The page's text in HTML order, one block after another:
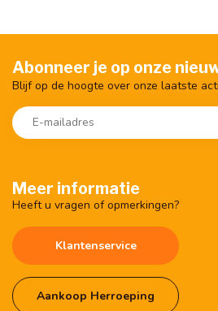
Meer informatie
Heeft u vragen of opmerkingen?
Klantenservice
Aankoop Herroeping
Abonneer je op onze
Blijf op de hoogte over onze laatste